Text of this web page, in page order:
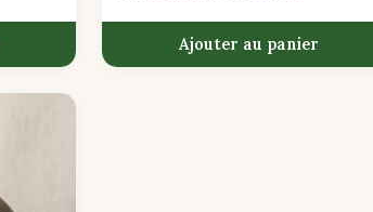
Ajouter au panier